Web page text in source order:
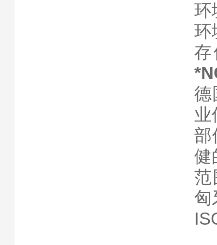
环
环
德
业
部
健
范
匈